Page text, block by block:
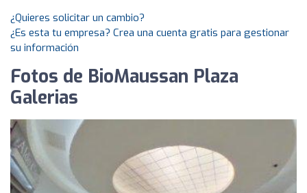
¿Quieres solicitar un cambio?
¿Es esta tu empresa? Crea una cuenta gratis para gestionar
su información
Fotos de BioMaussan Plaza
Galerias